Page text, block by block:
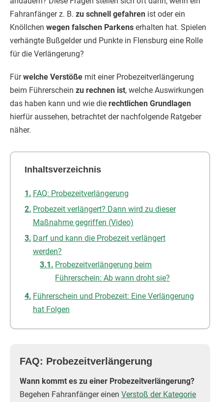
Fahranfänger z. B. zu schnell gefahren ist oder ein
Knöllchen wegen falschen Parkens erhalten hat. Spielen
verhängte Bußgelder und Punkte in Flensburg eine Rolle
für die Verlängerung?
Fürwelche Verstöße mit einer Probezeitverlängerung
beim Führerschein zu rechnen ist, welche Auswirkungen
das haben kann und wie die rechtlichen Grundlagen
hierfür aussehen, betrachtet der nachfolgende Ratgeber
näher.
Inhaltsverzeichnis
FAQ: Probezeitverlängerung
Probezeit verlängert? Dann wird zu dieser
Maßnahme gegriffen (Video)
Darf und kann die Probezeit verlängert
werden?
Probezeitverlängerung beim
Führerschein: Ab wann droht sie?
Führerschein und Probezeit: Eine Verlängerung
hat Folgen
FAQ: Probezeitverlängerung
Wann kommt es zu einer Probezeitverlängerung?
Begehen Fahranfänger einen Verstoß der Kategorie